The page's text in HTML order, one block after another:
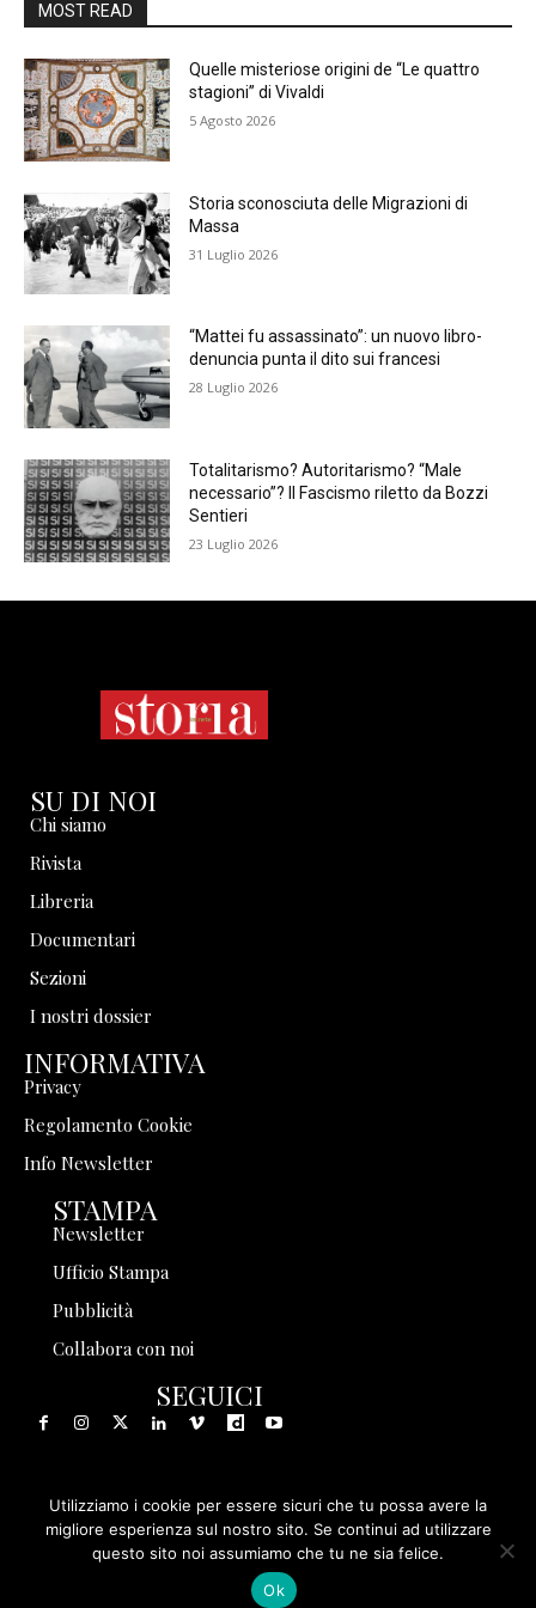
MOST READ
Quelle misteriose origini de “Le quattro
stagioni” di Vivaldi
5 Agosto 2026
Storia sconosciuta delle Migrazioni di
Massa
31 Luglio 2026
“Mattei fu assassinato”: un nuovo libro-
denuncia punta il dito sui francesi
28 Luglio 2026
Totalitarismo? Autoritarismo? “Male
necessario”? Il Fascismo riletto da Bozzi
Sentieri
23 Luglio 2026
SU DI NOI
Chi siamo
Rivista
Libreria
Documentari
Sezioni
I nostri dossier
INFORMATIVA
Privacy
Regolamento Cookie
Info Newsletter
STAMPA
Newsletter
Ufficio Stampa
Pubblicità
Collabora con noi
SEGUICI
© 1999 - 2025 Storia in Rete Srl - Tutti i diritti riservati - P.
IVA 08570971005
Utilizziamo i cookie per essere sicuri che tu possa avere la
migliore esperienza sul nostro sito. Se continui ad utilizzare
questo sito noi assumiamo che tu ne sia felice.
Ok